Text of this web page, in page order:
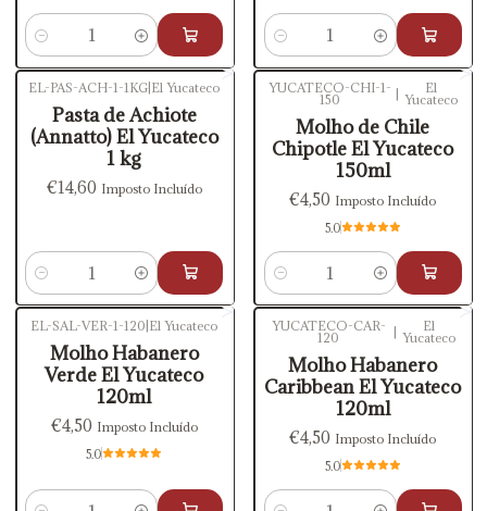
Quantidade Quantidade
EL-PAS-ACH-1-1KG El Yucateco
Pasta de Achiote
(Annatto) El Yucateco
1 kg
€14,60 Imposto Incluído
Quantidade
YUCATECO-CHI-1-
150
El
Yucateco
Molho de Chile
Chipotle El Yucateco
150ml
€4,50 Imposto Incluído
5.0
Quantidade
EL-SAL-VER-1-120 El Yucateco
Molho Habanero
Verde El Yucateco
120ml
€4,50 Imposto Incluído
5.0
YUCATECO-CAR-
120 | El
Yucateco
Molho Habanero
Caribbean El Yucateco
120ml
€4,50 Imposto Incluído
5.0